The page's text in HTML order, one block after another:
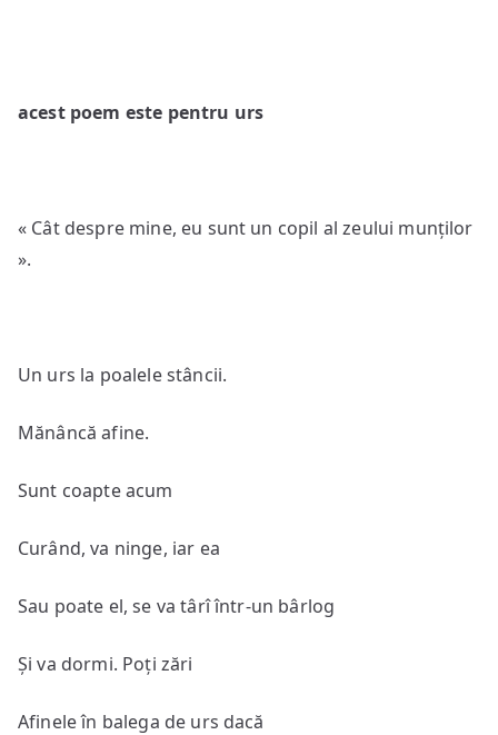
acest poem este pentru urs
« Cât despre mine, eu sunt un copil al zeului munților
».
Un urs la poalele stâncii.
Mănâncă afine.
Sunt coapte acum
Curând, va ninge, iar ea
Sau poate el, se va târî într-un bârlog
Și va dormi. Poți zări
Afinele în balega de urs dacă